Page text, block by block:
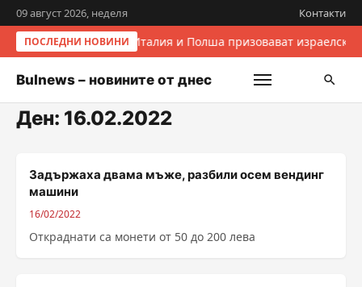
09 август 2026, неделя Контакти
ПОСЛЕДНИ НОВИНИ Италия и Полша призовават
Bulnews – новините от днес
Ден: 16.02.2022
Задържаха двама мъже, разбили осем вендинг
машини
16/02/2022
Откраднати са монети от 50 до 200 лева